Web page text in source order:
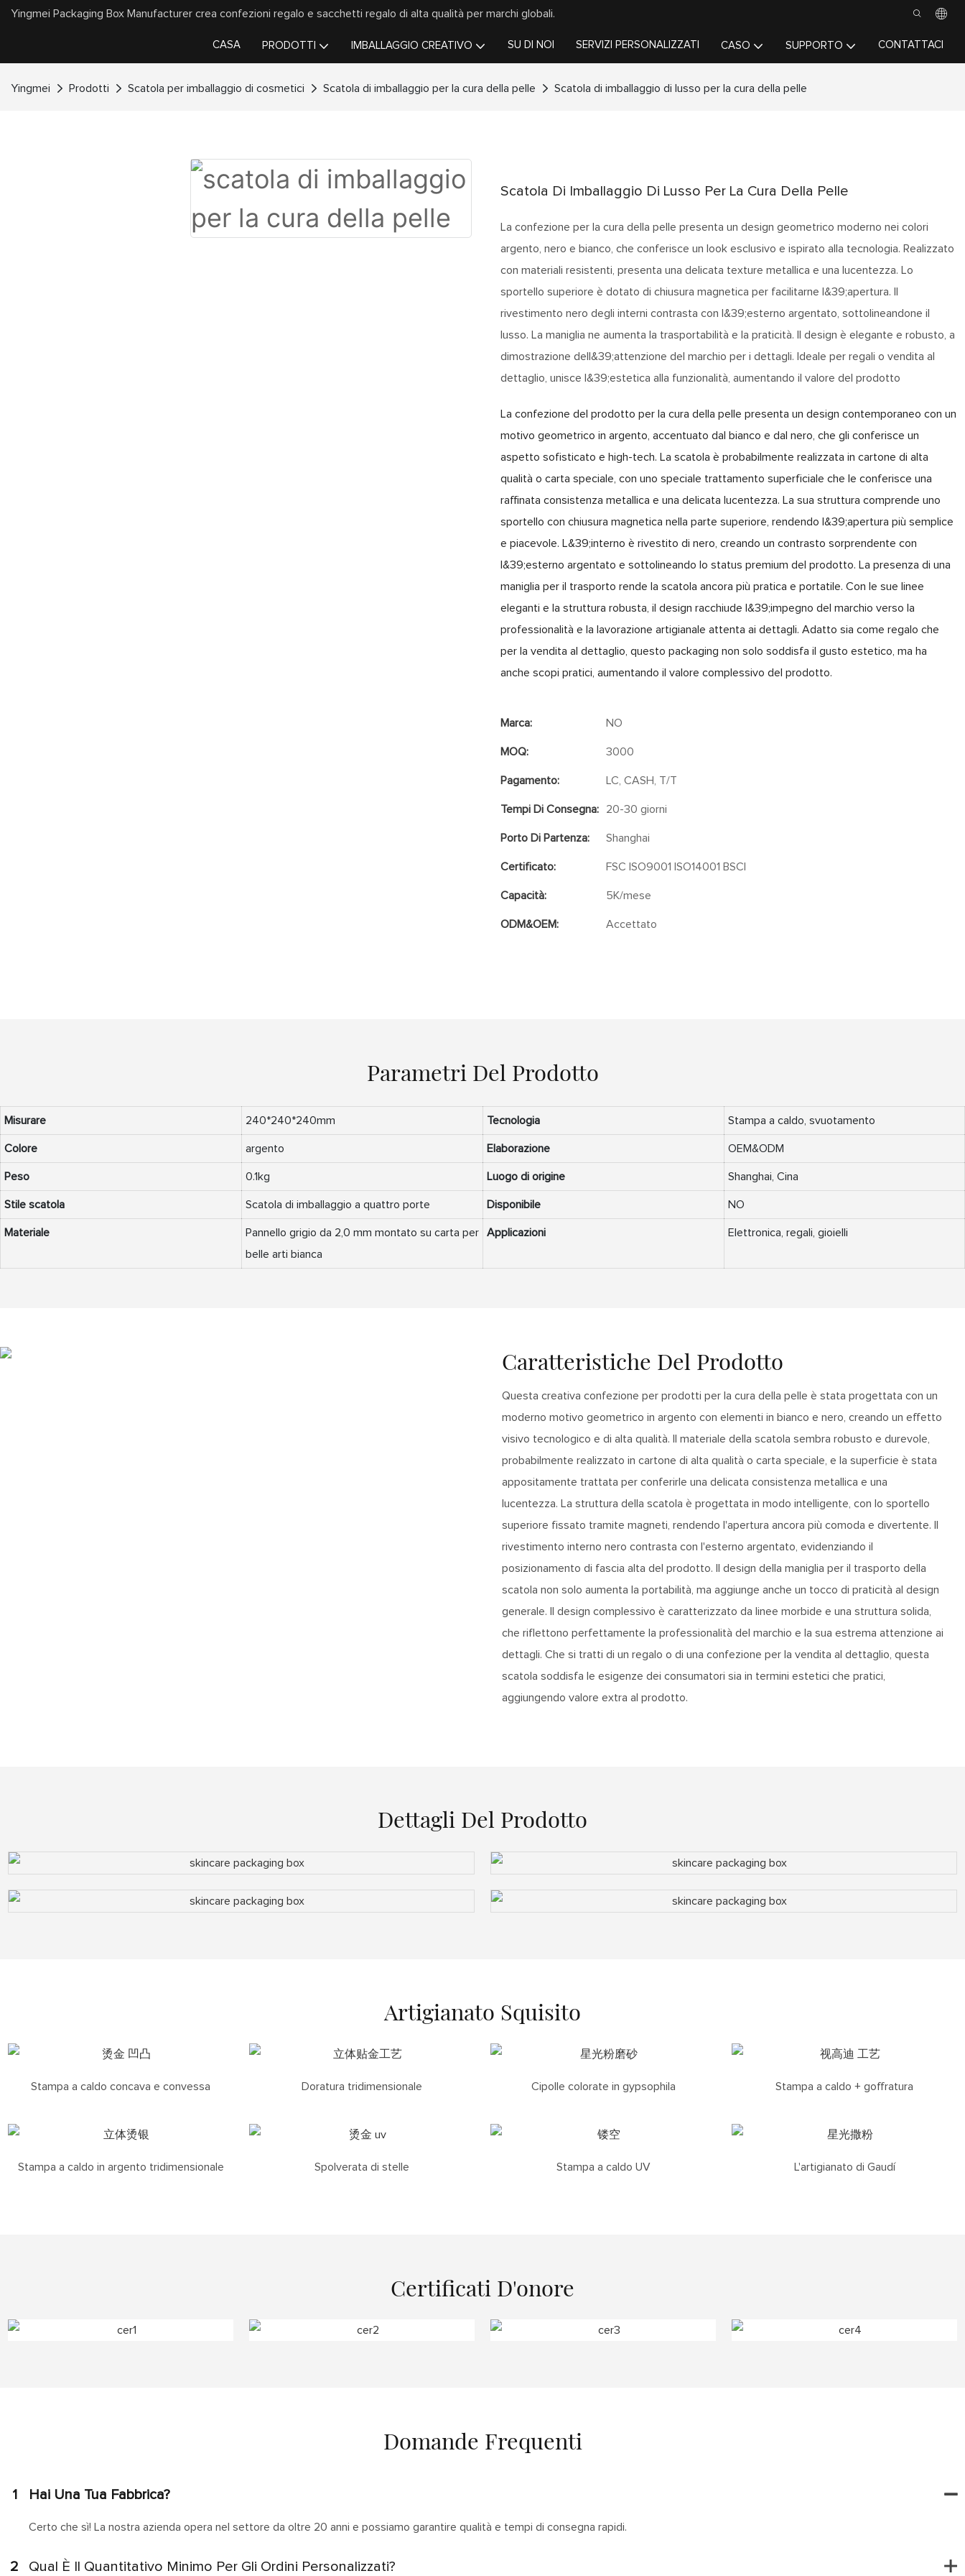
Yingmei Packaging Box Manufacturer crea confezioni regalo e sacchetti regalo di alta qualità per marchi globali.
CASA PRODOTTI IMBALLAGGIO CREATIVO SU DI NOI SERVIZI PERSONALIZZATI CASO SUPPORTO CONTATTACI
Yingmei Prodotti Scatola per imballaggio di cosmetici Scatola di imballaggio per la cura della pelle Scatola di imballaggio di lusso per la cura della pelle
Scatola Di Imballaggio Di Lusso Per La Cura Della Pelle
La confezione per la cura della pelle presenta un design geometrico moderno nei colori
argento, nero e bianco, che conferisce un look esclusivo e ispirato alla tecnologia. Realizzato
con materiali resistenti, presenta una delicata texture metallica e una lucentezza. Lo
sportello superiore è dotato di chiusura magnetica per facilitarne l&39;apertura. Il
rivestimento nero degli interni contrasta con l&39;esterno argentato, sottolineandone il
lusso. La maniglia ne aumenta la trasportabilità e la praticità. Il design è elegante e robusto, a
dimostrazione dell&39;attenzione del marchio per i dettagli. Ideale per regali o vendita al
dettaglio, unisce l&39;estetica alla funzionalità, aumentando il valore del prodotto
La confezione del prodotto per la cura della pelle presenta un design contemporaneo con un
motivo geometrico in argento, accentuato dal bianco e dal nero, che gli conferisce un
aspetto sofisticato e high-tech. La scatola è probabilmente realizzata in cartone di alta
qualità o carta speciale, con uno speciale trattamento superficiale che le conferisce una
raffinata consistenza metallica e una delicata lucentezza. La sua struttura comprende uno
sportello con chiusura magnetica nella parte superiore, rendendo l&39;apertura più semplice
e piacevole. L&39;interno è rivestito di nero, creando un contrasto sorprendente con
l&39;esterno argentato e sottolineando lo status premium del prodotto. La presenza di una
maniglia per il trasporto rende la scatola ancora più pratica e portatile. Con le sue linee
eleganti e la struttura robusta, il design racchiude l&39;impegno del marchio verso la
professionalità e la lavorazione artigianale attenta ai dettagli. Adatto sia come regalo che
per la vendita al dettaglio, questo packaging non solo soddisfa il gusto estetico, ma ha
anche scopi pratici, aumentando il valore complessivo del prodotto.
Marca: NO
MOQ: 3000
Pagamento: LC, CASH, T/T
Tempi Di Consegna: 20-30 giorni
Porto Di Partenza: Shanghai
Certificato: FSC ISO9001 ISO14001 BSCI
Capacità: 5K/mese
ODM&OEM: Accettato
Parametri Del Prodotto
Misurare 240*240*240mm Tecnologia Stampa a caldo, svuotamento
Colore argento Elaborazione OEM&ODM
Peso 0.1kg Luogo di origine Shanghai, Cina
Stile scatola Scatola di imballaggio a quattro porte Disponibile NO
Materiale
Pannello grigio da 2,0 mm montato su carta per
belle arti bianca
Applicazioni Elettronica, regali, gioielli
Caratteristiche Del Prodotto
Questa creativa confezione per prodotti per la cura della pelle è stata progettata con un
moderno motivo geometrico in argento con elementi in bianco e nero, creando un effetto
visivo tecnologico e di alta qualità. Il materiale della scatola sembra robusto e durevole,
probabilmente realizzato in cartone di alta qualità o carta speciale, e la superficie è stata
appositamente trattata per conferirle una delicata consistenza metallica e una
lucentezza. La struttura della scatola è progettata in modo intelligente, con lo sportello
superiore fissato tramite magneti, rendendo l'apertura ancora più comoda e divertente. Il
rivestimento interno nero contrasta con l'esterno argentato, evidenziando il
posizionamento di fascia alta del prodotto. Il design della maniglia per il trasporto della
scatola non solo aumenta la portabilità, ma aggiunge anche un tocco di praticità al design
generale. Il design complessivo è caratterizzato da linee morbide e una struttura solida,
che riflettono perfettamente la professionalità del marchio e la sua estrema attenzione ai
dettagli. Che si tratti di un regalo o di una confezione per la vendita al dettaglio, questa
scatola soddisfa le esigenze dei consumatori sia in termini estetici che pratici,
aggiungendo valore extra al prodotto.
Dettagli Del Prodotto
Artigianato Squisito
Stampa a caldo concava e convessa Doratura tridimensionale Cipolle colorate in gypsophila Stampa a caldo + goffratura
Stampa a caldo in argento tridimensionale Spolverata di stelle Stampa a caldo UV L'artigianato di Gaudí
Certificati D'onore
Domande Frequenti
1 Hai Una Tua Fabbrica?
Certo che sì! La nostra azienda opera nel settore da oltre 20 anni e possiamo garantire qualità e tempi di consegna rapidi.
2 Qual È Il Quantitativo Minimo Per Gli Ordini Personalizzati?